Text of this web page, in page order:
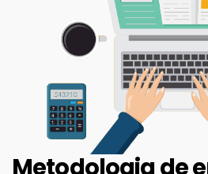
Metodologia de